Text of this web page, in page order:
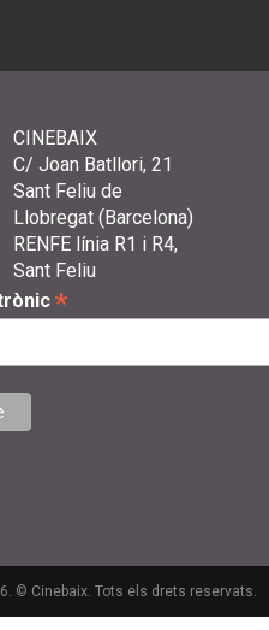
CINEBAIX
C/ Joan Batllori, 21
Sant Feliu de
Llobregat (Barcelona)
RENFE línia R1 i R4,
Sant Feliu
*
© Cinebaix. Tots els drets reservats.